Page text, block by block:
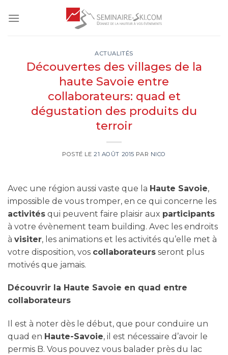
ACTUALITÉS
Découvertes des villages de la
haute Savoie entre
collaborateurs: quad et
dégustation des produits du
terroir
POSTÉ LE21 AOÛT 2015 PAR NICO
Avec une région aussi vaste que la Haute Savoie,
impossible de vous tromper, en ce qui concerne les
activités qui peuvent faire plaisir aux participants
à votre évènement team building. Avec les endroits
à visiter, les animations et les activités qu’elle met à
votre disposition, vos collaborateurs seront plus
motivés que jamais.
Découvrir la Haute Savoie en quad entre
collaborateurs
Il est à noter dès le début, que pour conduire un
quad en Haute-Savoie, il est nécessaire d’avoir le
permis B. Vous pouvez vous balader près du lac